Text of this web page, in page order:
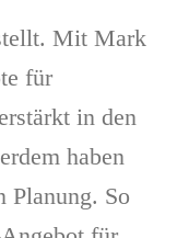
Mit Mark
für
in den
haben
Planung. So